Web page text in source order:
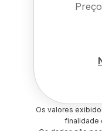
Os valores
finalidade